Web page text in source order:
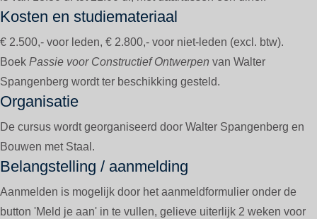
Kosten en studiemateriaal
€ 2.500,- voor leden, € 2.800,- voor niet-leden (excl. btw).
Boek Passie voor Constructief Ontwerpen van Walter
Spangenberg wordt ter beschikking gesteld.
Organisatie
De cursus wordt georganiseerd door Walter Spangenberg en
Bouwen met Staal.
Belangstelling / aanmelding
Aanmelden is mogelijk door het aanmeldformulier onder de
button 'Meld je aan' in te vullen, gelieve uiterlijk 2 weken voor